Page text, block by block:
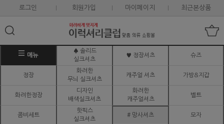
로그인 회원가입 마이페이지 최근본상품
메뉴
♠ 솔리드
실크셔츠
♥ 정장셔츠 슈즈
정장
화려한
무늬 실크셔츠
캐주얼 셔츠 가방&지갑
화려한정장
디자인
배색실크셔츠
화려한
캐주얼셔츠
벨트
콤비세트
핫픽스
실크셔츠
# 망사셔츠 모자